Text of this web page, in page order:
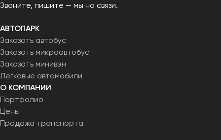
Звоните, пишите — мы на связи.
АВТОПАРК
Заказать автобус
Заказать микроавтобус
Заказать минивэн
Легковые автомобили
О КОМПАНИИ
Портфолио
Цены
Продажа транспорта